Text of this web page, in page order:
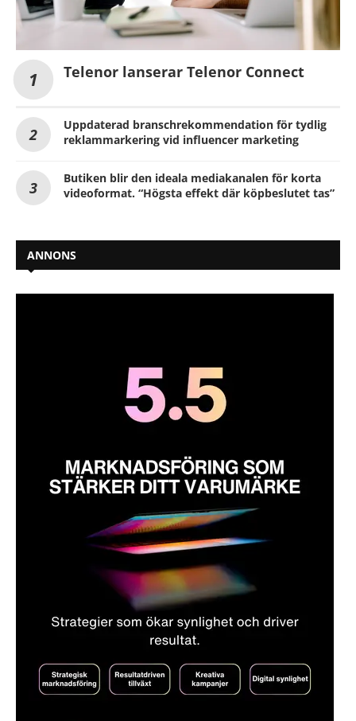
Telenor lanserar Telenor Connect
Uppdaterad branschrekommendation för tydlig
reklammarkering vid influencer marketing
Butiken blir den ideala mediakanalen för korta
videoformat. “Högsta effekt där köpbeslutet tas”
ANNONS